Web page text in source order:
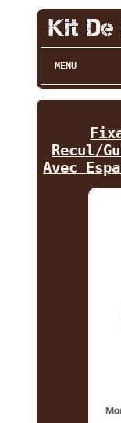
MENU
Recul/
Avec